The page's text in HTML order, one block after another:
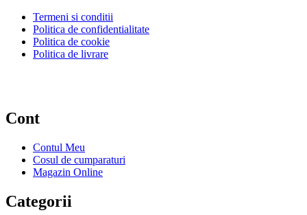
Termeni si conditii
Politica de confidentialitate
Politica de cookie
Politica de livrare
Cont
Contul Meu
Cosul de cumparaturi
Magazin Online
Categorii